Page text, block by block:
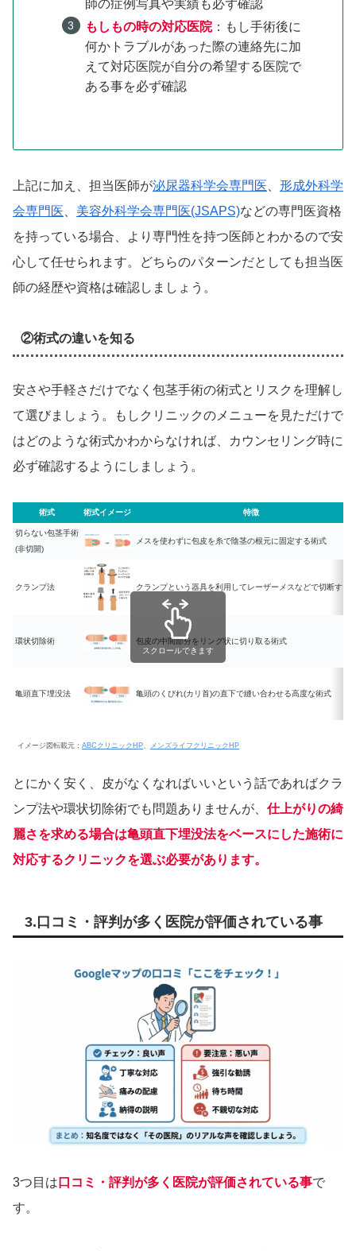
師の症例写真や実績も必ず確認
もしもの時の対応医院：もし手術後に
何かトラブルがあった際の連絡先に加
えて対応医院が自分の希望する医院で
ある事を必ず確認
上記に加え、担当医師が泌尿器科学会専門医
形成外科学
会専門医
美容外科学会専門医(JSAPS)などの専門医資格
を持っている場合、より専門性を持つ医師とわかるので安
心して任せられます。どちらのパターンだとしても担当医
師の経歴や資格は確認しましょう。
②術式の違いを知る
安さや手軽さだけでなく包茎手術の術式とリスクを理解し
て選びましょう。もしクリニックのメニューを見ただけで
はどのような術式かわからなければ、カウンセリング時に
必ず確認するようにしましょう。
術式 術式イメージ 特徴
切らない包茎手術
(非切開)
メスを使わずに包皮を糸で陰茎の根元に固定する術式
クランプ法 クランプという器具を利用してレーザーメスなどで切断する
環状切除術 包皮の中間部分をリング状に切り取る術式
亀頭直下埋没法 亀頭のくびれ(カリ首)の直下で縫い合わせる高度な術式
スクロールできます
イメージ図転載元： ABCクリニックHP メンズライフクリニックHP
とにかく安く、皮がなくなればいいという話であればクラ
ンプ法や環状切除術でも問題ありませんが、 仕上がりの綺
麗さを求める場合は亀頭直下埋没法をベースにした施術に
対応するクリニックを選ぶ必要があります。
3.口コミ・評判が多く医院が評価されている事
3つ目は 口コミ・評判が多く医院が評価されている事で
す。